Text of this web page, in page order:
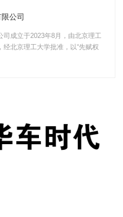
公司
司成立于2023年8月，由北京理工
北京理工大学批准，以“先赋权